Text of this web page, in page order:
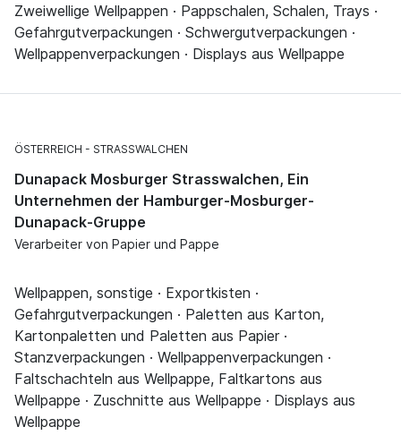
Zweiwellige Wellpappen · Pappschalen, Schalen, Trays ·
Gefahrgutverpackungen · Schwergutverpackungen ·
Wellpappenverpackungen · Displays aus Wellpappe
ÖSTERREICH STRASSWALCHEN
Dunapack Mosburger Strasswalchen, Ein
Unternehmen der Hamburger-Mosburger-
Dunapack-Gruppe
Verarbeiter von Papier und Pappe
Wellpappen, sonstige · Exportkisten ·
Gefahrgutverpackungen · Paletten aus Karton,
Kartonpaletten und Paletten aus Papier ·
Stanzverpackungen · Wellpappenverpackungen ·
Faltschachteln aus Wellpappe, Faltkartons aus
Wellpappe · Zuschnitte aus Wellpappe · Displays aus
Wellpappe